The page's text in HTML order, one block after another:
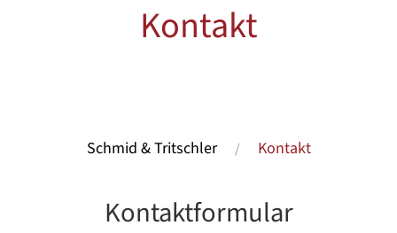
Kontakt
Schmid & Tritschler Kontakt
Kontaktformular